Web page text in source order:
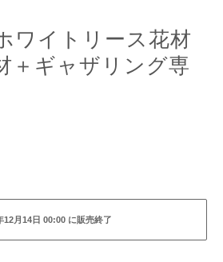
ワイトリース花材
＋ギャザリング専
12月14日 00:00 に販売終了